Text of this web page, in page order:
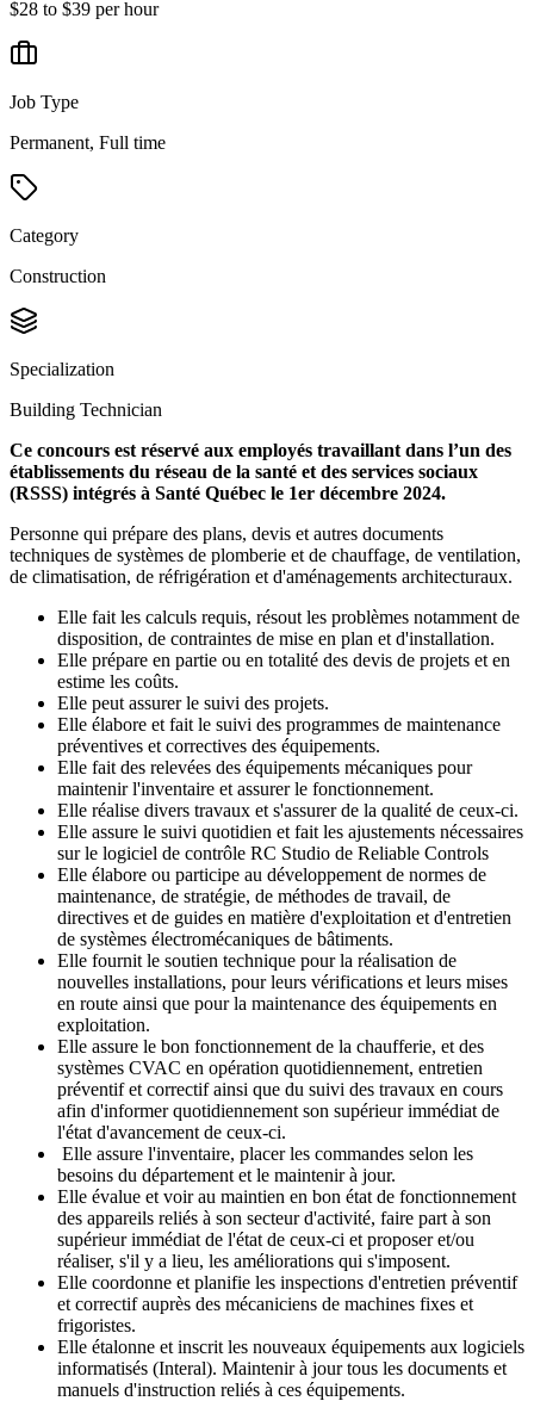
$28 to $39 per hour
Job Type
Permanent, Full time
Category
Construction
Specialization
Building Technician
Ce concours est réservé aux employés travaillant dans l’un des
établissements du réseau de la santé et des services sociaux
(RSSS) intégrés à Santé Québec le 1er décembre 2024.
Personne qui prépare des plans, devis et autres documents
techniques de systèmes de plomberie et de chauffage, de ventilation,
de climatisation, de réfrigération et d'aménagements architecturaux.
Elle fait les calculs requis, résout les problèmes notamment de
disposition, de contraintes de mise en plan et d'installation.
Elle prépare en partie ou en totalité des devis de projets et en
estime les coûts.
Elle peut assurer le suivi des projets.
Elle élabore et fait le suivi des programmes de maintenance
préventives et correctives des équipements.
Elle fait des relevées des équipements mécaniques pour
maintenir l'inventaire et assurer le fonctionnement.
Elle réalise divers travaux et s'assurer de la qualité de ceux-ci.
Elle assure le suivi quotidien et fait les ajustements nécessaires
sur le logiciel de contrôle RC Studio de Reliable Controls
Elle élabore ou participe au développement de normes de
maintenance, de stratégie, de méthodes de travail, de
directives et de guides en matière d'exploitation et d'entretien
de systèmes électromécaniques de bâtiments.
Elle fournit le soutien technique pour la réalisation de
nouvelles installations, pour leurs vérifications et leurs mises
en route ainsi que pour la maintenance des équipements en
exploitation.
Elle assure le bon fonctionnement de la chaufferie, et des
systèmes CVAC en opération quotidiennement, entretien
préventif et correctif ainsi que du suivi des travaux en cours
afin d'informer quotidiennement son supérieur immédiat de
l'état d'avancement de ceux-ci.
Elle assure l'inventaire, placer les commandes selon les
besoins du département et le maintenir à jour.
Elle évalue et voir au maintien en bon état de fonctionnement
des appareils reliés à son secteur d'activité, faire part à son
supérieur immédiat de l'état de ceux-ci et proposer et/ou
réaliser, s'il y a lieu, les améliorations qui s'imposent.
Elle coordonne et planifie les inspections d'entretien préventif
et correctif auprès des mécaniciens de machines fixes et
frigoristes.
Elle étalonne et inscrit les nouveaux équipements aux logiciels
informatisés (Interal). Maintenir à jour tous les documents et
manuels d'instruction reliés à ces équipements.